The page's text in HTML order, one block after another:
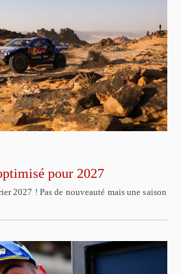
pour 2027
2027 ! Pas de nouveauté mais une saison